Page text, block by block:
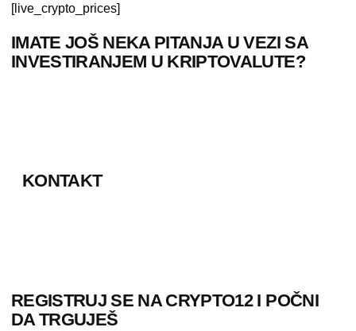
[live_crypto_prices]
IMATE JOŠ NEKA PITANJA U VEZI SA
INVESTIRANJEM U KRIPTOVALUTE?
KONTAKT
REGISTRUJ SE NA CRYPTO12 I POČNI
DA TRGUJEŠ